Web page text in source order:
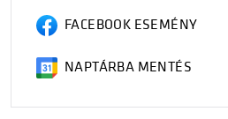
FACEBOOK ESEMÉNY
NAPTÁRBA MENTÉS